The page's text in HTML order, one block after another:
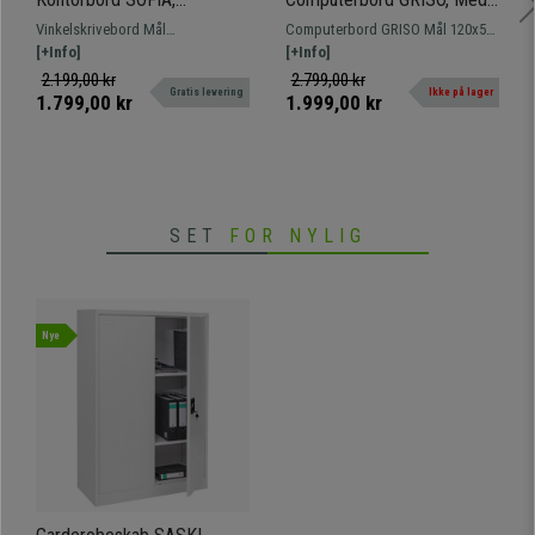
168x125x75 cm, Metalstel I
Sort, Træoverflade I Eg
Vinkelskrivebord Mål
168x125x75cm Sortlakeret
metalstel
[+Info]
2.199,00 kr
1.799,00 kr Gratis levering
Skuffer og Tastaturholder,
Mål 120x55x85 cm, I Træ,
Hvid Farve
Computerbord GRISO Mål 120x55
og 85 cm højt. Model med bred
overflade, tastaturholder og
opbevaringsplads.
[+Info]
2.799,00 kr
1.999,00 kr Ikke på lager
SET FOR NYLIG
Nye